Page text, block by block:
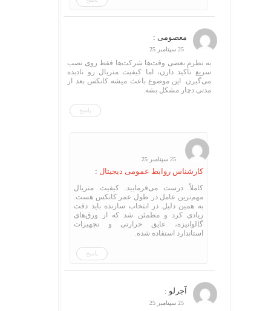
معصومی :
25 سپتامبر 25
به نظرم بعضی وقت‌ها شرکت‌ها فقط روی نصب
سریع تأکید دارن، اما کیفیت متریال رو نادیده
می‌گیرن. این موضوع باعث میشه کانکس بعد از
مدتی دچار مشکل بشه.
پاسخ
کارشناس روابط عمومی دیجیتال :
25 سپتامبر 25
کاملاً درست می‌فرمایید. کیفیت متریال
مهم‌ترین عامل در طول عمر کانکس هست.
به همین دلیل در انتخاب سازنده باید دقت
زیادی کرد و مطمئن شد که از ورق‌های
گالوانیزه، عایق حرارتی و تجهیزات
استاندارد استفاده شده.
پاسخ
آجرلو :
25 سپتامبر 25